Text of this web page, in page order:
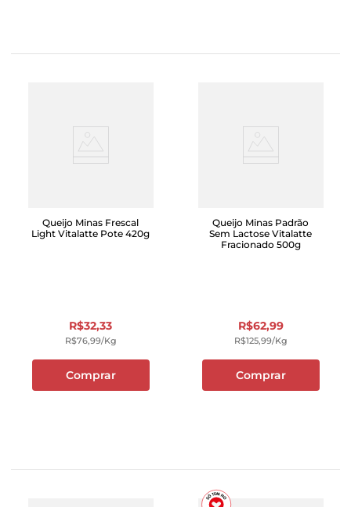
Queijo Minas Frescal
Light Vitalatte Pote 420g
R$32,33
R$76,99/kg
Comprar
Queijo Minas Padrão
Sem Lactose Vitalatte
Fracionado 500g
R$62,99
R$125,99/kg
Comprar